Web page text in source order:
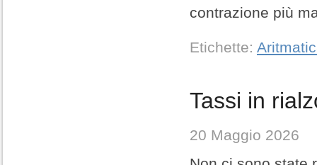
contrazione più
Etichette:
Tassi in
20 Maggio 2026